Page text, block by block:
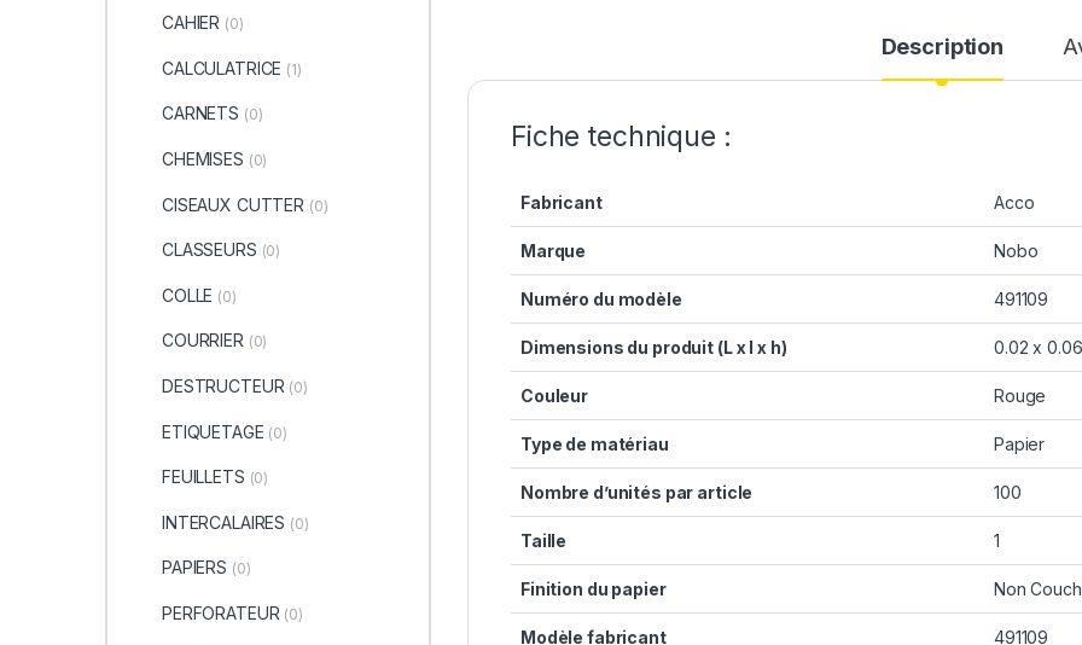
Description
Fiche technique :
Fabricant Acco
Marque Nobo
Numéro du modèle 491109
Dimensions du produit (L x l x h) 0.02 x
Couleur Rouge
Type de matériau Papier
Nombre d’unités par article 100
Taille 1
Finition du papier Non
Modèle fabricant 491109
CAHIER (0)
CALCULATRICE (1)
CARNETS (0)
CHEMISES (0)
CISEAUX CUTTER (0)
CLASSEURS (0)
COLLE (0)
COURRIER (0)
DESTRUCTEUR (0)
ETIQUETAGE (0)
FEUILLETS (0)
INTERCALAIRES (0)
PAPIERS (0)
PERFORATEUR (0)